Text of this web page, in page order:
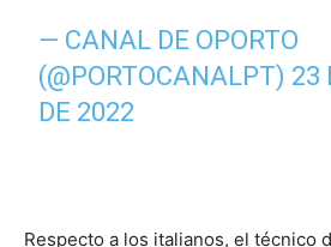
— CANAL DE OPORTO
(@PORTOCANALPT) 23
DE 2022
Respecto a los italianos, el técnico